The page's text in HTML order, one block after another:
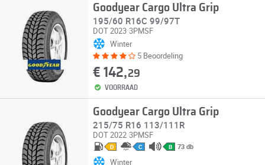
Goodyear Cargo Ultra Grip
195/60 R16C 99/97T
DOT 2023 3PMSF
Winter
5 Beoordeling
€ 142,29
VOORRAAD
Goodyear Cargo Ultra Grip
215/75 R16 113/111R
DOT 2022 3PMSF
D C B 73 db
Winter